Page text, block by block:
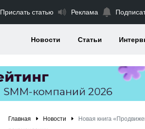
Прислать статью Реклама
Новости Статьи
Главная Новости
Новая книга